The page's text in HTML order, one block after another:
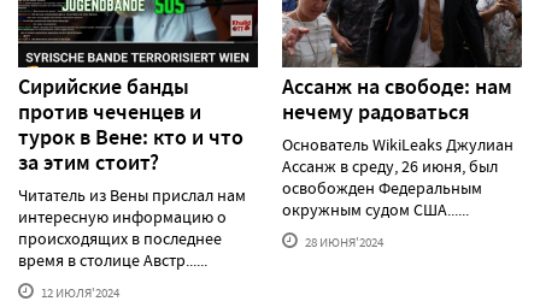
Сирийские банды
против чеченцев и
турок в Вене: кто и что
за этим стоит?
Читатель из Вены прислал нам
интересную информацию о
происходящих в последнее
время в столице Австр......
12 ИЮЛЯ'2024
Ассанж на свободе: нам
нечему радоваться
Основатель WikiLeaks Джулиан
Ассанж в среду, 26 июня, был
освобожден Федеральным
окружным судом США......
28 ИЮНЯ'2024